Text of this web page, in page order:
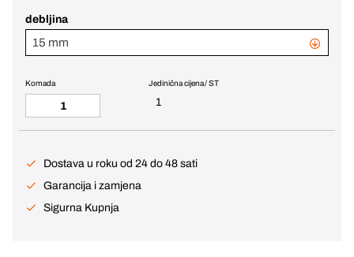
debljina
15 mm
Jedinična cijena / ST
1
Komada
Dostava u roku od 24 do 48 sati
Garancija i zamjena
Sigurna Kupnja